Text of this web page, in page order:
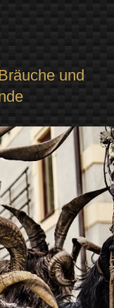
und